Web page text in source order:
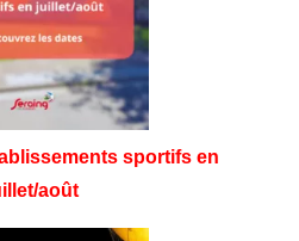
sportifs en
août